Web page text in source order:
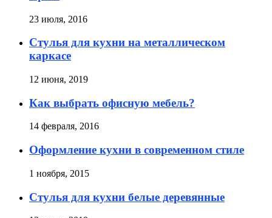
23 июля, 2016
Стулья для кухни на металлическом
каркасе
12 июня, 2019
Как выбрать офисную мебель?
14 февраля, 2016
Оформление кухни в современном стиле
1 ноября, 2015
Стулья для кухни белые деревянные